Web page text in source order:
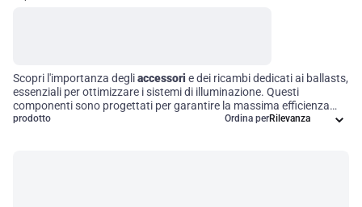
Scopri l'importanza degliaccessori e dei ricambi dedicati ai ballasts,
essenziali per ottimizzare i sistemi di illuminazione. Questi
componenti sono progettati per garantire la massima efficienza
operativa e la longevità delle installazioni elettriche, contribuendo a
prodotto Ordina per